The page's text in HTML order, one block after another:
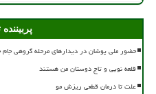
حضور ملی پوشان در دیدارهای مرحله گروهی
قلعه نویی و تاج دوستان من هستند
علت تا درمان قطعی ریزش مو